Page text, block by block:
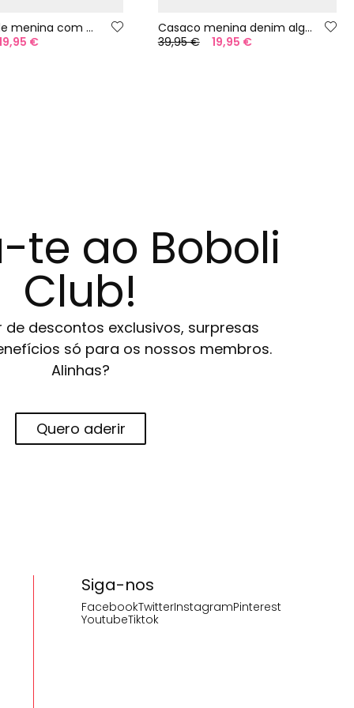
Jaqueta de menina com estampa azul
€
Casaco menina denim algodão bleach
39,95 €
19,95 €
te ao Boboli
Club!
descontos exclusivos, surpresas
só para os nossos membros.
Alinhas?
Quero aderir
Siga-nos
FacebookTwitterInstagramPinterest
YoutubeTiktok